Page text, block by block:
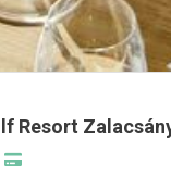
Resort